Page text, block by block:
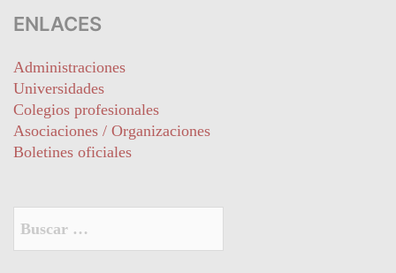
ENLACES
Administraciones
Universidades
Colegios profesionales
Asociaciones / Organizaciones
Boletines oficiales